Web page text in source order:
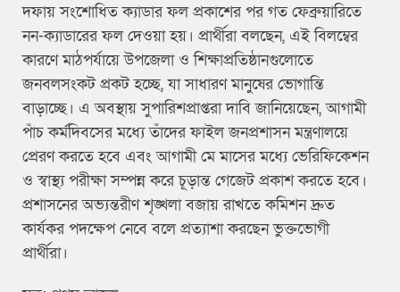
দফায় সংশোধিত ক্যাডার ফল প্রকাশের পর গত ফেব্রুয়ারিতে
নন-ক্যাডারের ফল দেওয়া হয়। প্রার্থীরা বলছেন, এই বিলম্বের
কারণে মাঠপর্যায়ে উপজেলা ও শিক্ষাপ্রতিষ্ঠানগুলোতে
জনবলসংকট প্রকট হচ্ছে, যা সাধারণ মানুষের ভোগান্তি
বাড়াচ্ছে। এ অবস্থায় সুপারিশপ্রাপ্তরা দাবি জানিয়েছেন, আগামী
পাঁচ কর্মদিবসের মধ্যে তাঁদের ফাইল জনপ্রশাসন মন্ত্রণালয়ে
প্রেরণ করতে হবে এবং আগামী মে মাসের মধ্যে ভেরিফিকেশন
ও স্বাস্থ্য পরীক্ষা সম্পন্ন করে চূড়ান্ত গেজেট প্রকাশ করতে হবে।
প্রশাসনের অভ্যন্তরীণ শৃঙ্খলা বজায় রাখতে কমিশন দ্রুত
কার্যকর পদক্ষেপ নেবে বলে প্রত্যাশা করছেন ভুক্তভোগী
প্রার্থীরা।